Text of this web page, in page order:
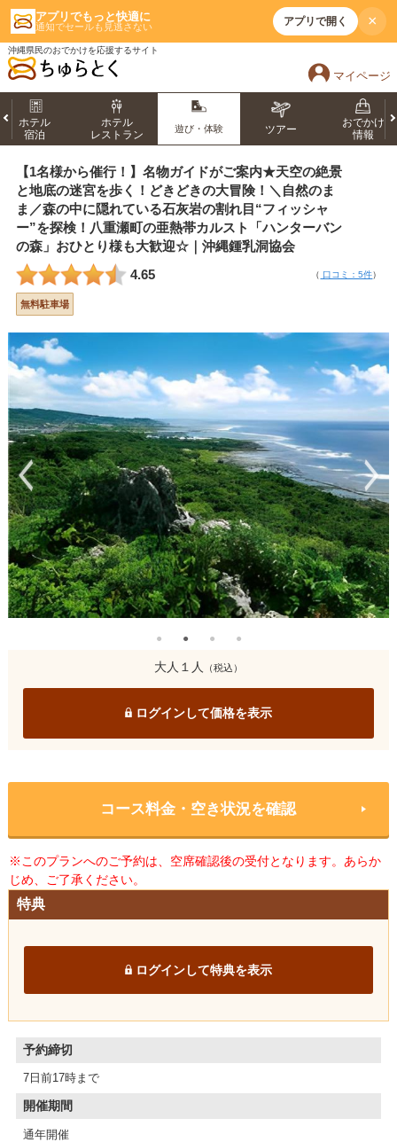
アプリでもっと快適に
通知でセールも見逃さない アプリで開く ×
沖縄県民のおでかけを応援するサイト
マイページ
ホテル
宿泊
ホテル
レストラン
遊び・体験 ツアー
おでかけ
情報
【1名様から催行！】名物ガイドがご案内★天空の絶景
と地底の迷宮を歩く！どきどきの大冒険！＼自然のま
ま／森の中に隠れている石灰岩の割れ目“フィッシャ
ー”を探検！八重瀬町の亜熱帯カルスト「ハンターバン
の森」おひとり様も大歓迎☆｜沖縄鍾乳洞協会
4.65
（ 口コミ：5件）
無料駐車場
大人１人 （税込）
ログインして価格を表示
コース料金・空き状況を確認
※このプランへのご予約は、空席確認後の受付となります。あらか
じめ、ご了承ください。
特典
ログインして特典を表示
予約締切
7日前17時まで
開催期間
通年開催